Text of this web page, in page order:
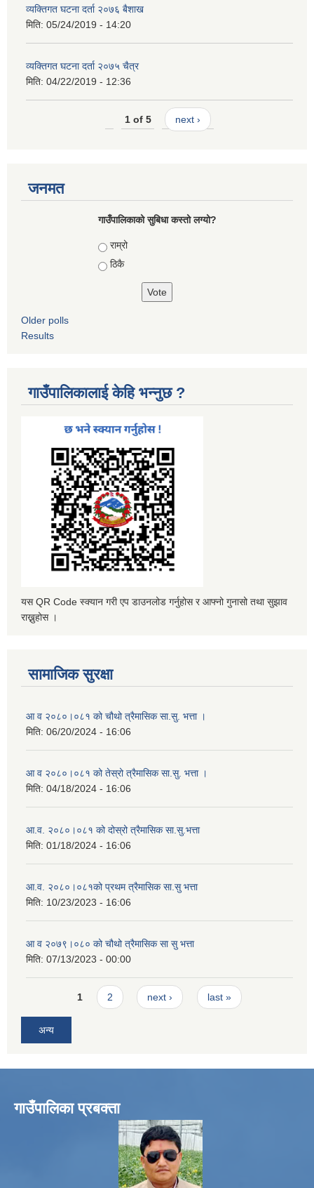
व्यक्तिगत घटना दर्ता २०७६ बैशाख
मिति: 05/24/2019 - 14:20
व्यक्तिगत घटना दर्ता २०७५ चैत्र
मिति: 04/22/2019 - 12:36
1 of 5 next ›
जनमत
गाउँपालिकाको सुबिधा कस्तो लग्यो?
Choices
राम्रो
ठिकै
Older polls
Results
गाउँपालिकालाई केहि भन्नुछ ?
यस QR Code स्क्यान गरी एप डाउनलोड गर्नुहोस र आफ्नो गुनासो तथा सुझाव
राख्नुहोस ।
सामाजिक सुरक्षा
आ व २०८०।०८१ को चौथो त्रैमासिक सा.सु. भत्ता ।
मिति: 06/20/2024 - 16:06
आ व २०८०।०८१ को तेस्रो त्रैमासिक सा.सु. भत्ता ।
मिति: 04/18/2024 - 16:06
आ.व. २०८०।०८१ को दोस्रो त्रैमासिक सा.सु.भत्ता
मिति: 01/18/2024 - 16:06
आ.व. २०८०।०८१को प्रथम त्रैमासिक सा.सु भत्ता
मिति: 10/23/2023 - 16:06
आ व २०७९।०८० को चौथो त्रैमासिक सा सु भत्ता
मिति: 07/13/2023 - 00:00
Pages1 2 next › last »
अन्य
गाउँपालिका प्रबक्ता